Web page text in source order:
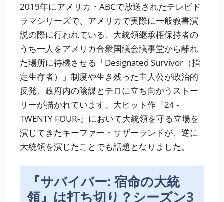
2019年にアメリカ・ABCで放送されたテレビド
ラマシリーズで、アメリカで実際に一般教書演
説の際に行われている、大統領継承権保持者の
うち一人をアメリカ合衆国議会議事堂から離れ
た場所に待機させる「Designated Survivor（指
定生存者）」制度や生き残った主人公が政治的
反発、政府内の陰謀とテロに立ち向かうストー
リーが描かれています。大ヒット作『24 -
TWENTY FOUR-』において大統領を守る立場を
演じてきたキーファー・サザーランドが、逆に
大統領を演じたことでも話題となりました。
『サバイバー: 宿命の大統
領』は打ち切り？シーズン3